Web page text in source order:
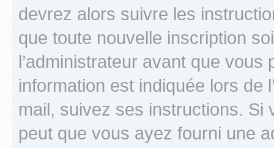
devrez alors suivre les
que toute nouvelle inscription
l’administrateur avant que
information est indiquée lors de
mail, suivez ses instructions. Si
peut que vous ayez fourni une